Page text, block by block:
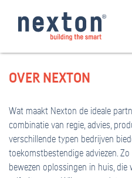
OVER NEXTON
Wat maakt Nexton de ideale
combinatie van regie, advies,
verschillende typen bedrijven
toekomstbestendige adviezen.
bewezen oplossingen in huis,